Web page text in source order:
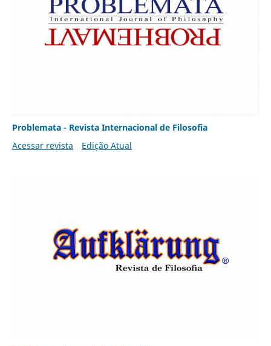
Problemata - Revista Internacional de Filosofia
Acessar revista
Edição Atual